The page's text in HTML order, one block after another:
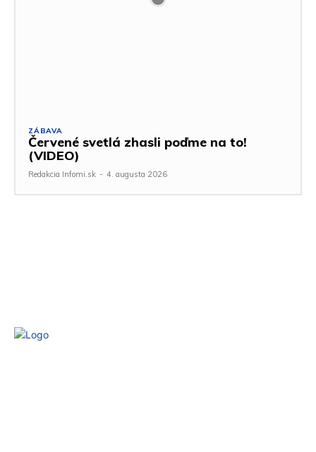
ZÁBAVA
Červené svetlá zhasli poďme na to!
(VIDEO)
Redakcia Infomi.sk - 4. augusta 2026